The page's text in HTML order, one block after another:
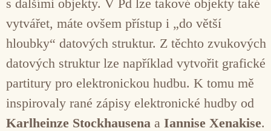
s dalšími objekty. V Pd lze takové objekty také
vytvářet, máte ovšem přístup i „do větší
hloubky“ datových struktur. Z těchto zvukových
datových struktur lze například vytvořit grafické
partitury pro elektronickou hudbu. K tomu mě
inspirovaly rané zápisy elektronické hudby od
Karlheinze Stockhausena a Iannise Xenakise.